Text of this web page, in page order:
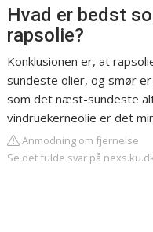
Hvad er bedst
rapsolie?
Konklusionen er, at
sundeste olier, og smør
som det næst-sundeste
vindruekerneolie er det
Anmodning om fjernelse
Se det fulde svar på